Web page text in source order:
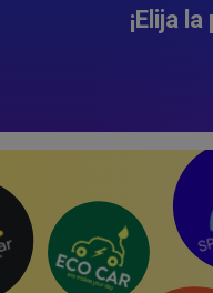
¡Elija